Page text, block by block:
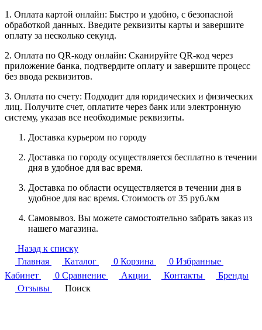
1. Оплата картой онлайн: Быстро и удобно, с безопасной
обработкой данных. Введите реквизиты карты и завершите
оплату за несколько секунд.
2. Оплата по QR-коду онлайн: Сканируйте QR-код через
приложение банка, подтвердите оплату и завершите процесс
без ввода реквизитов.
3. Оплата по счету: Подходит для юридических и физических
лиц. Получите счет, оплатите через банк или электронную
систему, указав все необходимые реквизиты.
Доставка курьером по городу
Доставка по городу осуществляется бесплатно в течении
дня в удобное для вас время.
Доставка по области осуществляется в течении дня в
удобное для вас время. Стоимость от 35 руб./км
Самовывоз. Вы можете самостоятельно забрать заказ из
нашего магазина.
Назад к списку
Главная
Каталог 0 Корзина 0 Избранные
Кабинет
0 Сравнение Акции Контакты
Бренды
Отзывы
Поиск